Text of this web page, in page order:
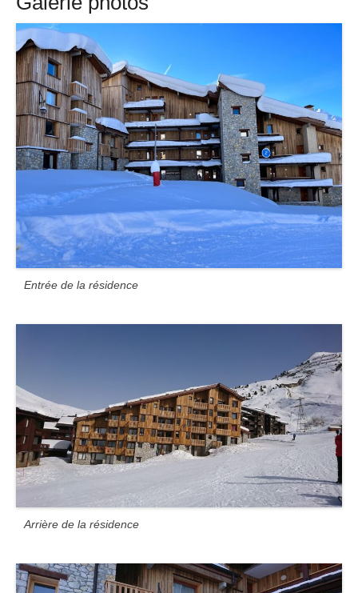
Entrée de la résidence
Arrière de la résidence